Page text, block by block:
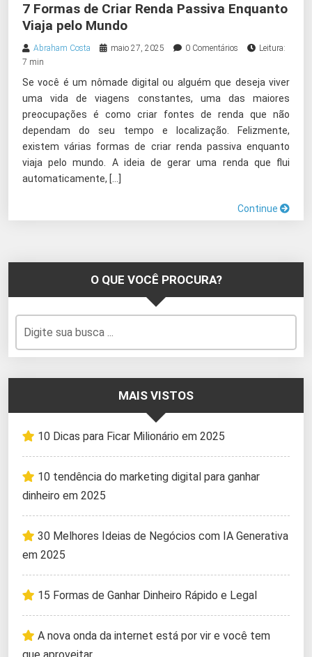
7 Formas de Criar Renda Passiva Enquanto
Viaja pelo Mundo
Abraham Costa maio 27, 2025 0 Comentários
Leitura:
7 min
Se você é um nômade digital ou alguém que deseja viver
uma vida de viagens constantes, uma das maiores
preocupações é como criar fontes de renda que não
dependam do seu tempo e localização. Felizmente,
existem várias formas de criar renda passiva enquanto
viaja pelo mundo. A ideia de gerar uma renda que flui
automaticamente, […]
Continue
O QUE VOCÊ PROCURA?
MAIS VISTOS
10 Dicas para Ficar Milionário em 2025
10 tendência do marketing digital para ganhar
dinheiro em 2025
30 Melhores Ideias de Negócios com IA Generativa
em 2025
15 Formas de Ganhar Dinheiro Rápido e Legal
A nova onda da internet está por vir e você tem